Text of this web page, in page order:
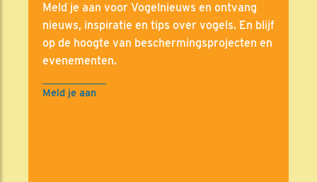
Meld je aan voor Vogelnieuws en ontvang
nieuws, inspiratie en tips over vogels. En blijf
op de hoogte van beschermingsprojecten en
evenementen.
Meld je aan